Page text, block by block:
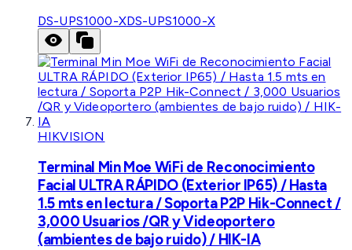
DS-UPS1000-XDS-UPS1000-X
HIKVISION
Terminal Min Moe WiFi de Reconocimiento
Facial ULTRA RÁPIDO (Exterior IP65) / Hasta
1.5 mts en lectura / Soporta P2P Hik-Connect /
3,000 Usuarios /QR y Videoportero
(ambientes de bajo ruido) / HIK-IA